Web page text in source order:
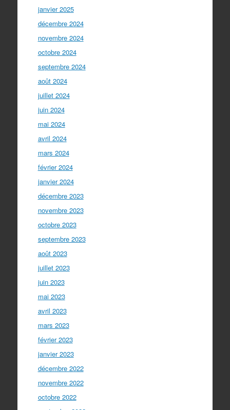
janvier 2025
décembre 2024
novembre 2024
octobre 2024
septembre 2024
août 2024
juillet 2024
juin 2024
mai 2024
avril 2024
mars 2024
février 2024
janvier 2024
décembre 2023
novembre 2023
octobre 2023
septembre 2023
août 2023
juillet 2023
juin 2023
mai 2023
avril 2023
mars 2023
février 2023
janvier 2023
décembre 2022
novembre 2022
octobre 2022